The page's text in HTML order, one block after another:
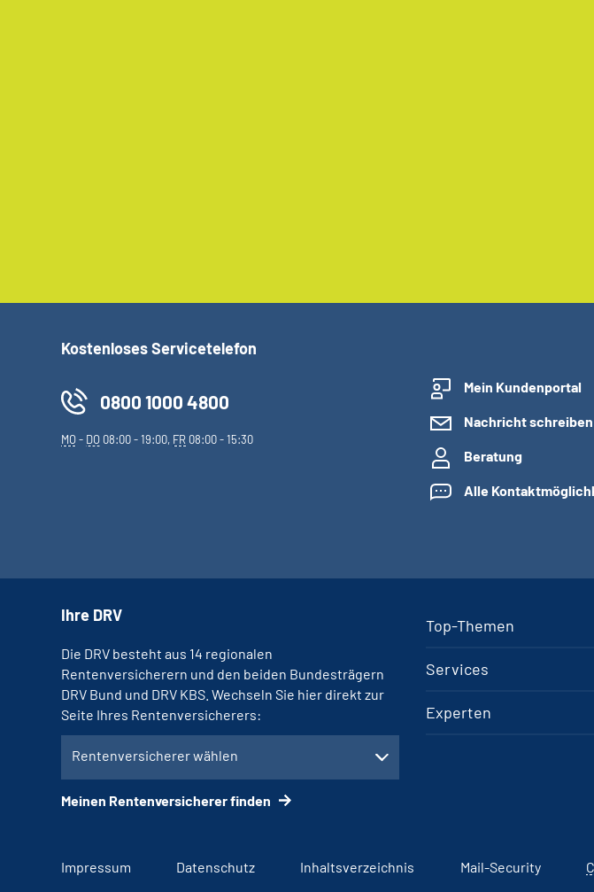
Kostenloses Servicetelefon
0800 1000 4800
MO- DO 08:00 - 19:00, FR 08:00 - 15:30
Mein Kundenportal
Nachricht schreiben
Beratung
Alle
Top-Themen
Services
Experten
Ihre DRV
Die DRV besteht aus 14 regionalen
Rentenversicherern und den beiden Bundesträgern
DRV Bund und DRV KBS. Wechseln Sie hier direkt zur
Seite Ihres Rentenversicherers:
Rentenversicherer wählen
Meinen Rentenversicherer finden
Impressum Datenschutz Inhaltsverzeichnis Mail-Security